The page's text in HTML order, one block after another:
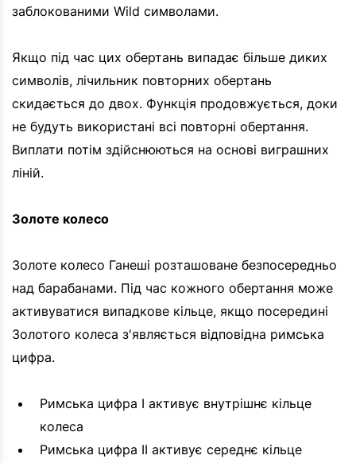
заблокованими Wild символами.
Якщо під час цих обертань випадає більше диких
символів, лічильник повторних обертань
скидається до двох. Функція продовжується, доки
не будуть використані всі повторні обертання.
Виплати потім здійснюються на основі виграшних
ліній.
Золоте колесо
Золоте колесо Ганеші розташоване безпосередньо
над барабанами. Під час кожного обертання може
активуватися випадкове кільце, якщо посередині
Золотого колеса з'являється відповідна римська
цифра.
Римська цифра I активує внутрішнє кільце
колеса
Римська цифра II активує середнє кільце